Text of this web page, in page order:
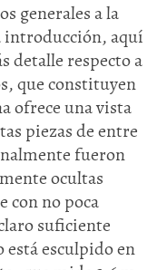
generales a la
introducción, aquí
detalle respecto a
que constituyen
ofrece una vista
piezas de entre
fueron
ocultas
con no poca
suficiente
esculpido en